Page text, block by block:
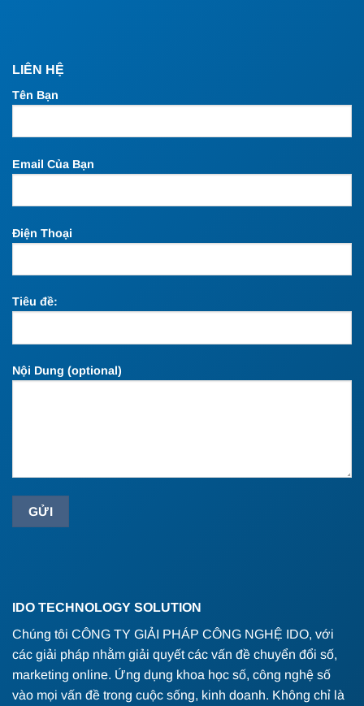
LIÊN HỆ
Tên Bạn
Email Của Bạn
Điện Thoại
Tiêu đề:
Nội Dung (optional)
IDO TECHNOLOGY SOLUTION
Chúng tôi CÔNG TY GIẢI PHÁP CÔNG NGHỆ IDO, với
các giải pháp nhằm giải quyết các vấn đề chuyển đổi số,
marketing online. Ứng dụng khoa học số, công nghệ số
vào mọi vấn đề trong cuộc sống, kinh doanh. Không chỉ là